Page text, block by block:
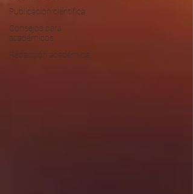
Publicación científica
Consejos para
académicos
Redacción académica